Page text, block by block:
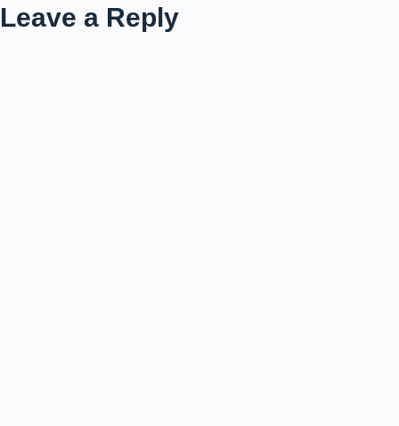
Leave a Reply